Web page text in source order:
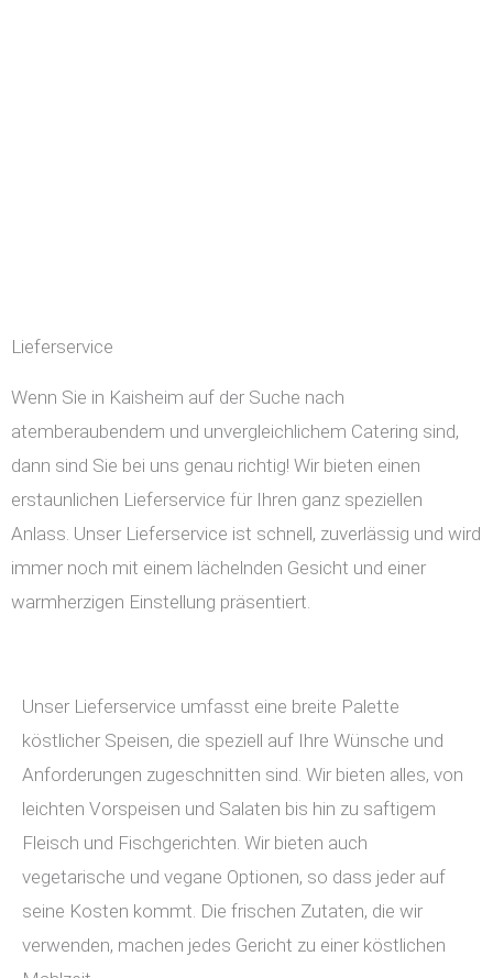
Lieferservice
Wenn Sie in Kaisheim auf der Suche nach
atemberaubendem und unvergleichlichem Catering sind,
dann sind Sie bei uns genau richtig! Wir bieten einen
erstaunlichen Lieferservice für Ihren ganz speziellen
Anlass. Unser Lieferservice ist schnell, zuverlässig und wird
immer noch mit einem lächelnden Gesicht und einer
warmherzigen Einstellung präsentiert.
Unser Lieferservice umfasst eine breite Palette
köstlicher Speisen, die speziell auf Ihre Wünsche und
Anforderungen zugeschnitten sind. Wir bieten alles, von
leichten Vorspeisen und Salaten bis hin zu saftigem
Fleisch und Fischgerichten. Wir bieten auch
vegetarische und vegane Optionen, so dass jeder auf
seine Kosten kommt. Die frischen Zutaten, die wir
verwenden, machen jedes Gericht zu einer köstlichen